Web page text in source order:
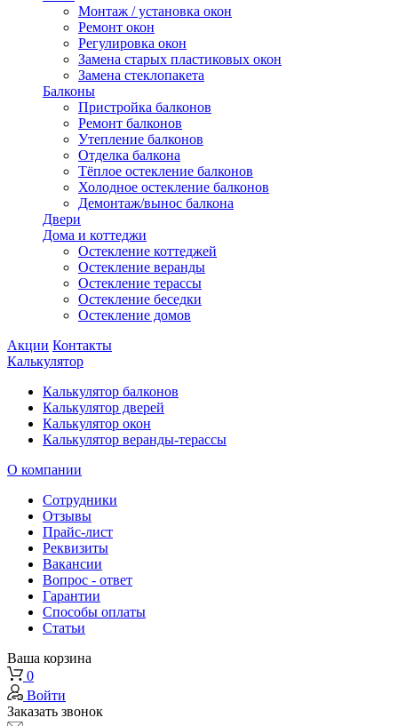
Монтаж / установка окон
Ремонт окон
Регулировка окон
Замена старых пластиковых окон
Замена стеклопакета
Балконы
Пристройка балконов
Ремонт балконов
Утепление балконов
Отделка балкона
Тёплое остекление балконов
Холодное остекление балконов
Демонтаж/вынос балкона
Двери
Дома и коттеджи
Остекление коттеджей
Остекление веранды
Остекление терассы
Остекление беседки
Остекление домов
Акции Контакты
Калькулятор
Калькулятор балконов
Калькулятор дверей
Калькулятор окон
Калькулятор веранды-терассы
О компании
Сотрудники
Отзывы
Прайс-лист
Реквизиты
Вакансии
Вопрос - ответ
Гарантии
Способы оплаты
Статьи
Ваша корзина
0
Войти
Заказать звонок